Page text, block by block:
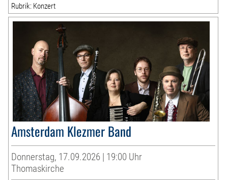
Rubrik: Konzert
Amsterdam Klezmer Band
Donnerstag, 17.09.2026 | 19:00 Uhr
Thomaskirche